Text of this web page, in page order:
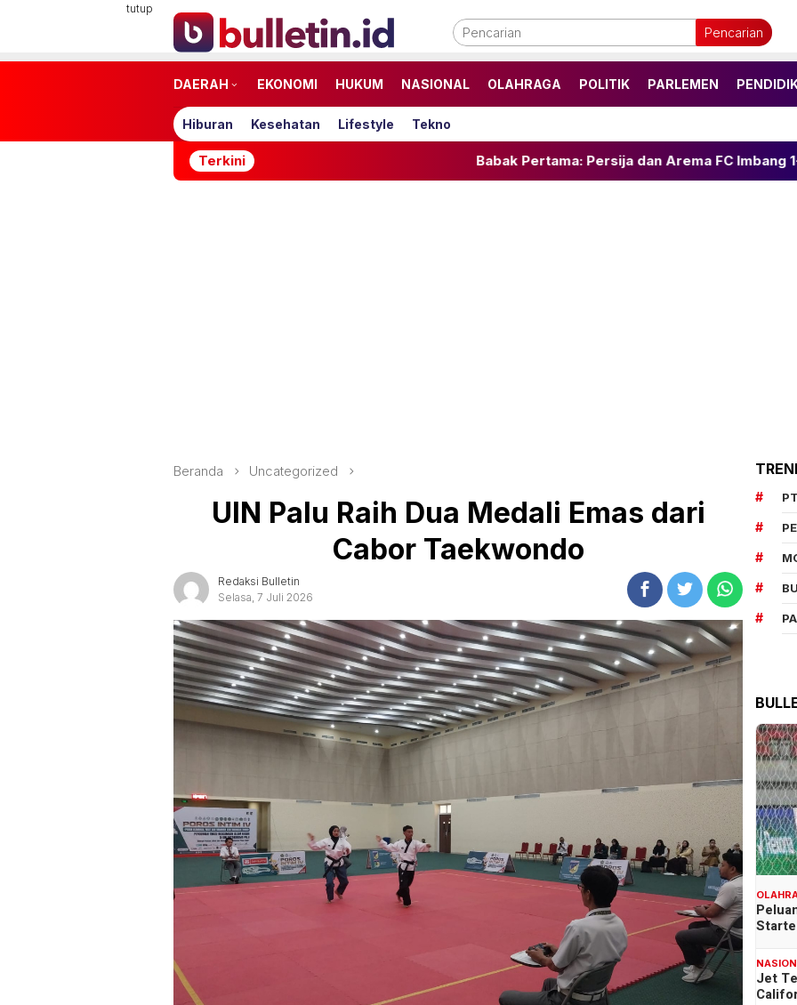
tutup
Pencarian
DAERAH EKONOMI HUKUM NASIONAL OLAHRAGA POLITIK PARLEMEN
Hiburan Kesehatan Lifestyle Tekno
Terkini Babak Pertama: Persija dan Arema FC Imbang 1-1 di Piala
Beranda Uncategorized
UIN Palu Raih Dua Medali Emas dari
Cabor Taekwondo
Redaksi Bulletin
Selasa, 7 Juli 2026
Jet